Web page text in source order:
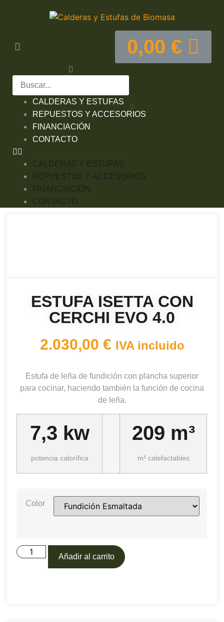
CALDERAS Y ESTUFAS
REPUESTOS Y ACCESORIOS
FINANCIACIÓN
CONTACTO
CALDERAS Y ESTUFAS
REPUESTOS Y ACCESORIOS
FINANCIACIÓN
CONTACTO
0,00 €
ESTUFA ISETTA CON
CERCHI EVO 4.0
2.030,00 € IVA incluido
Estufa de leña de fundición con plancha superior
para cocinar, haciendo también la función de cocina
de leña.
7,3 kw
potencia calorífica
209 m³
m³ calefactables
Color
Añadir al carrito